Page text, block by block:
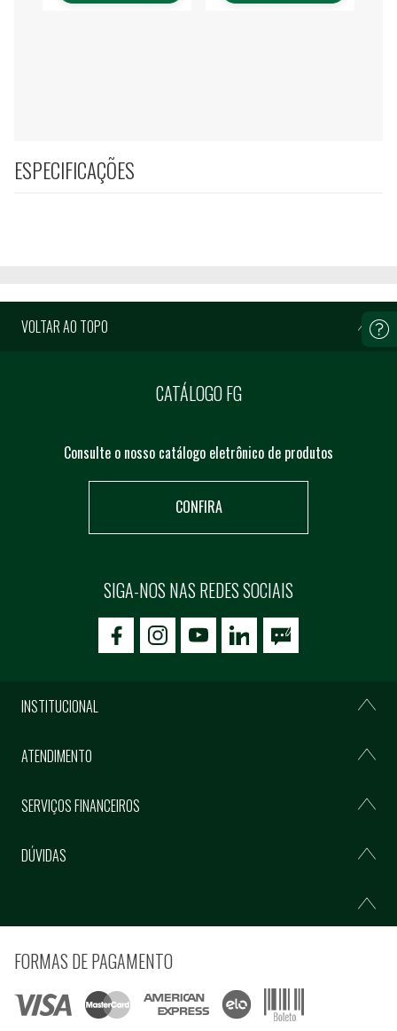
ESPECIFICAÇÕES
VOLTAR AO TOPO
CATÁLOGO FG
Consulte o nosso catálogo eletrônico de produtos
CONFIRA
SIGA-NOS NAS REDES SOCIAIS
icon-facebookicon-social02icon-social03
INSTITUCIONAL
ATENDIMENTO
SERVIÇOS FINANCEIROS
DÚVIDAS
FORMAS DE PAGAMENTO